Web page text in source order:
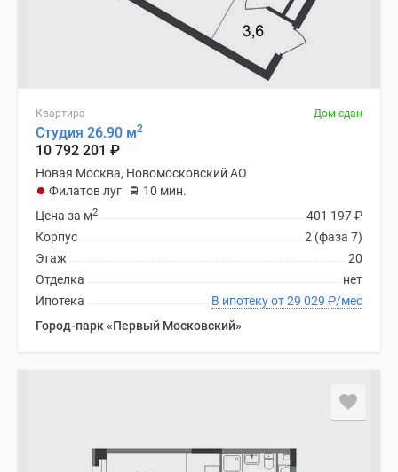
Квартира Дом сдан
Студия 26.90 м2
10 792 201 ₽
Новая Москва, Новомосковский АО
Филатов луг
10 мин.
401 197₽
Цена за м2
2 (фаза 7)
Корпус
20
Этаж
нет
Отделка
В ипотеку от 29 029 ₽/мес
Ипотека
Город-парк «Первый Московский»